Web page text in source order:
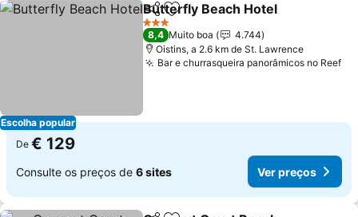
Escolha popular
PartilharAdicionar aos favoritos
Butterfly Beach Hotel
3 Estrelas
8,4 Muito boa
4.744
Oistins, a 2.6 km de St. Lawrence
Bar e churrasqueira panorâmicos no Reef
De € 129
Consulte os preços de 6 sites Ver preços